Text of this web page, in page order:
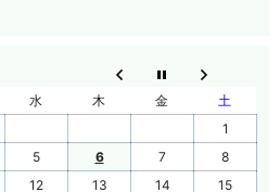
水 木 金
土
1
5 6 7
8
12 13 14
15